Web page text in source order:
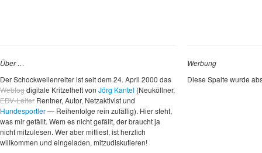
Über …
Der Schockwellenreiter ist seit dem 24. April 2000 das
Weblogdigitale Kritzelheft von Jörg Kantel (Neuköllner,
EDV-Leiter Rentner, Autor, Netzaktivist und
Hundesportler— Reihenfolge rein zufällig). Hier steht,
was mir gefällt. Wem es nicht gefällt, der braucht ja
nicht mitzulesen. Wer aber mitliest, ist herzlich
willkommen und eingeladen, mitzudiskutieren!
Werbung
Diese Spalte wurde